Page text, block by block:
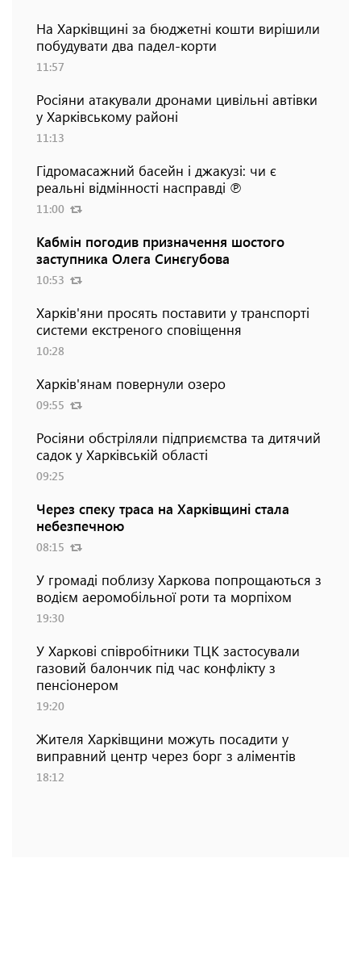
На Харківщині за бюджетні кошти вирішили
побудувати два падел-корти
11:57
Росіяни атакували дронами цивільні автівки
у Харківському районі
11:13
Гідромасажний басейн і джакузі: чи є
реальні відмінності насправді ℗
11:00
Кабмін погодив призначення шостого
заступника Олега Синєгубова
10:53
Харків'яни просять поставити у транспорті
системи екстреного сповіщення
10:28
Харків'янам повернули озеро
09:55
Росіяни обстріляли підприємства та дитячий
садок у Харківській області
09:25
Через спеку траса на Харківщині стала
небезпечною
08:15
У громаді поблизу Харкова попрощаються з
водієм аеромобільної роти та морпіхом
19:30
У Харкові співробітники ТЦК застосували
газовий балончик під час конфлікту з
пенсіонером
19:20
Жителя Харківщини можуть посадити у
виправний центр через борг з аліментів
18:12